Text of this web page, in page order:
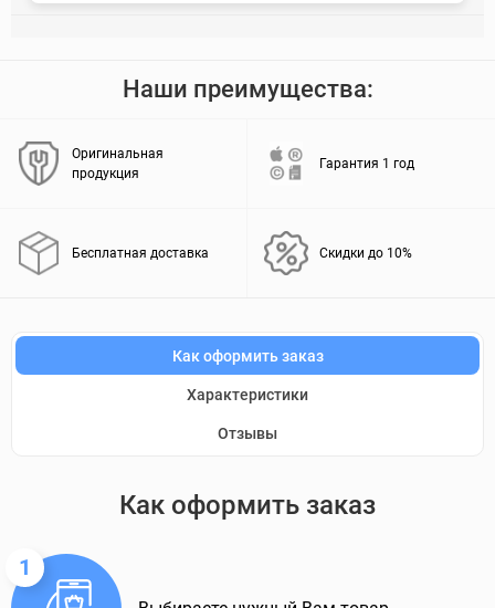
Наши преимущества:
Оригинальная
продукция
Гарантия 1 год
Бесплатная доставка Скидки до 10%
Как оформить заказ
Характеристики
Отзывы
Как оформить заказ
1